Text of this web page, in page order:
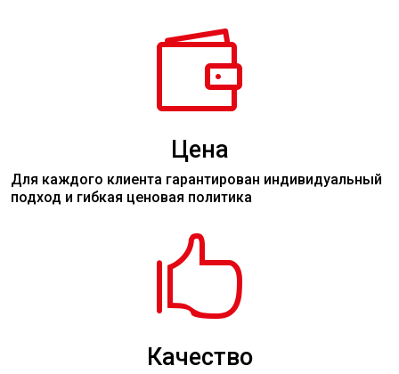

Цена
Для каждого клиента гарантирован индивидуальный
подход и гибкая ценовая политика

Качество